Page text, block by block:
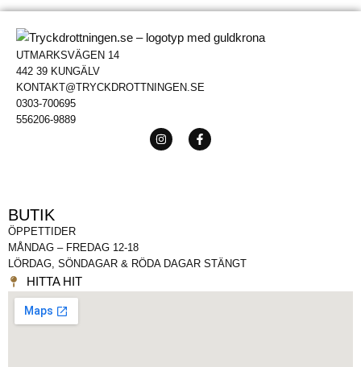
UTMARKSVÄGEN 14
442 39 KUNGÄLV
KONTAKT@TRYCKDROTTNINGEN.SE
0303-700695
556206-9889
BUTIK
ÖPPETTIDER
MÅNDAG – FREDAG 12-18
LÖRDAG, SÖNDAGAR & RÖDA DAGAR STÄNGT
HITTA HIT